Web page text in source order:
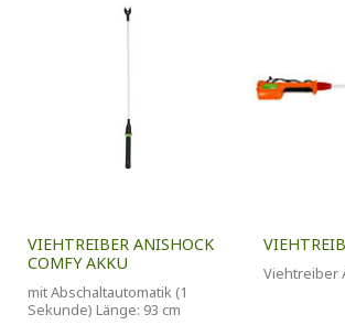
VIEHTREIBER ANISHOCK
COMFY AKKU
mit Abschaltautomatik (1
Sekunde) Länge: 93 cm
Viehtreiber